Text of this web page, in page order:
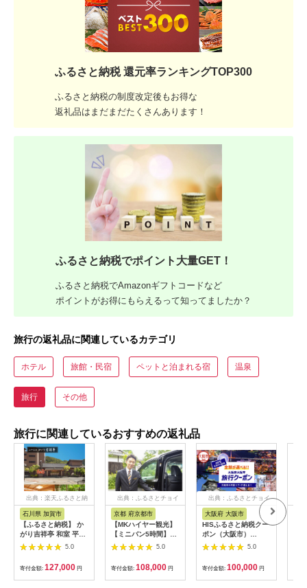
ふるさと納税 還元率ランキングTOP300
ふるさと納税の制度改定後もお得な
返礼品はまだまだたくさんあります！
ふるさと納税でポイント大量GET！
ふるさと納税でAmazonギフトコードなど
ポイントがお得にもらえるって知ってましたか？
旅行の返礼品に関連しているカテゴリ
ホテル 旅館・民宿 ペットと泊まれる宿 温泉
旅行 その他
旅行に関連しているおすすめの返礼品
出典：楽天ふるさと納
石川県 加賀市
【ふるさと納税】 か
がり吉祥亭 和室 平日
限定 ペア宿泊券 1泊2
食付 2名 ペア 食事付
温泉 宿泊券 旅行 トラ
ベル 宿泊 宿泊施設 宿
レジャー F6P-0991
5.0
寄付金額: 127,000 円
出典：ふるさとチョイ
京都 府京都市
【MKハイヤー観光】
【ミニバン5時間】ド
ライバーとめぐるとっ
ておきの京都観光（3
／21-6／20・10／1-
11／30）
5.0
寄付金額: 108,000 円
出典：ふるさとチョイ
大阪府 大阪市
HISふるさと納税クー
ポン（大阪市）
30,000円分_OS039-
5.0
寄付金額: 100,000 円